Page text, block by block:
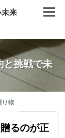
来
と挑戦で未
り物
るのが正